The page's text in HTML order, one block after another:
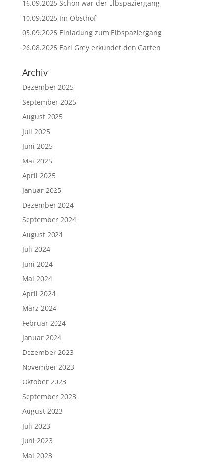
16.09.2025 Schön war der Elbspaziergang
10.09.2025 Im Obsthof
05.09.2025 Einladung zum Elbspaziergang
26.08.2025 Earl Grey erkundet den Garten
Archiv
Dezember 2025
September 2025
August 2025
Juli 2025
Juni 2025
Mai 2025
April 2025
Januar 2025
Dezember 2024
September 2024
August 2024
Juli 2024
Juni 2024
Mai 2024
April 2024
März 2024
Februar 2024
Januar 2024
Dezember 2023
November 2023
Oktober 2023
September 2023
August 2023
Juli 2023
Juni 2023
Mai 2023